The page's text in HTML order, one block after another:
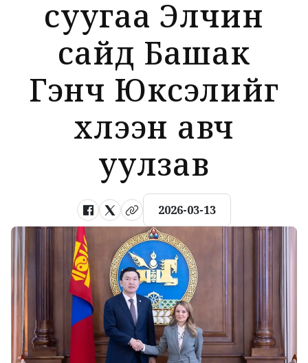
суугаа Элчин
сайд Башак
Гэнч Юксэлийг
хүлээн авч
уулзав
2026-03-13